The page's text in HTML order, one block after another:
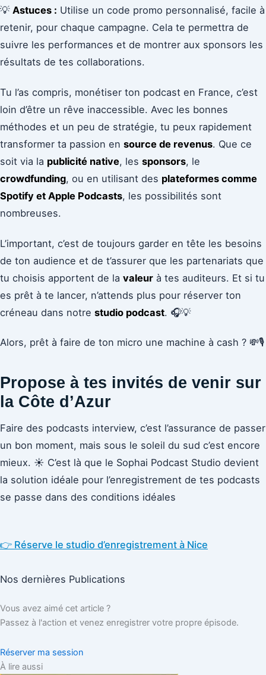
💡 Astuces : Utilise un code promo personnalisé, facile à
retenir, pour chaque campagne. Cela te permettra de
suivre les performances et de montrer aux sponsors les
résultats de tes collaborations.
Tu l’as compris, monétiser ton podcast en France, c’est
loin d’être un rêve inaccessible. Avec les bonnes
méthodes et un peu de stratégie, tu peux rapidement
transformer ta passion en source de revenus. Que ce
soit via la publicité native, les sponsors, le
crowdfunding, ou en utilisant des plateformes comme
Spotify et Apple Podcasts, les possibilités sont
nombreuses.
L’important, c’est de toujours garder en tête les besoins
de ton audience et de t’assurer que les partenariats que
tu choisis apportent de la valeur à tes auditeurs. Et si tu
es prêt à te lancer, n’attends plus pour réserver ton
créneau dans notre studio podcast. 🎧💡
Alors, prêt à faire de ton micro une machine à cash ? 💸🎙️
Propose à tes invités de venir sur
la Côte d’Azur
Faire des podcasts interview, c’est l’assurance de passer
un bon moment, mais sous le soleil du sud c’est encore
mieux. ☀️ C’est là que le Sophai Podcast Studio devient
la solution idéale pour l’enregistrement de tes podcasts
se passe dans des conditions idéales
👉 Réserve le studio d’enregistrement à Nice
Nos dernières Publications
Vous avez aimé cet article ?
Passez à l'action et venez enregistrer votre propre épisode.
Réserver ma session
À lire aussi